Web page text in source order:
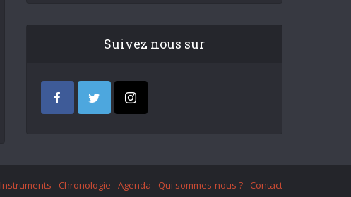
Suivez nous sur
Instruments Chronologie Agenda Qui sommes-nous ? Contact